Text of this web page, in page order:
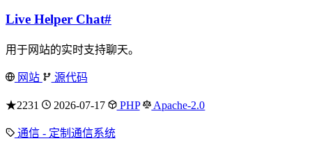
Live Helper Chat#
用于网站的实时支持聊天。
网站 源代码
★2231 2026-07-17 PHP Apache-2.0
通信 - 定制通信系统